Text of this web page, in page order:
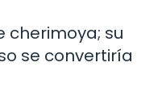
cherimoya; su
se convertiría